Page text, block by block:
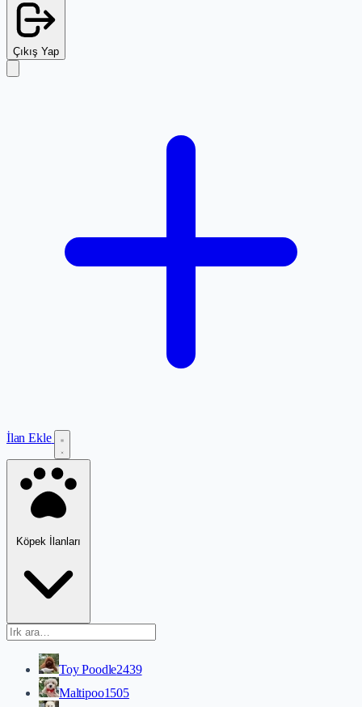
Çıkış Yap
İlan Ekle
Köpek İlanları
Toy Poodle2439
Maltipoo1505